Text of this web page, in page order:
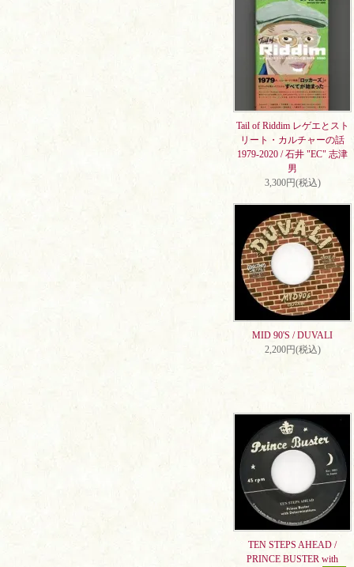
Tail of Riddim レゲエとスト
リート・カルチャーの話
1979-2020 / 石井 "EC" 志津
男
3,300円(税込)
MID 90'S / DUVALI
2,200円(税込)
TEN STEPS AHEAD /
PRINCE BUSTER with